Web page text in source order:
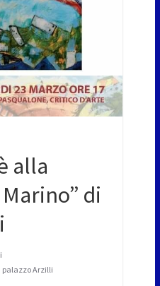
alla
di
palazzo Arzilli